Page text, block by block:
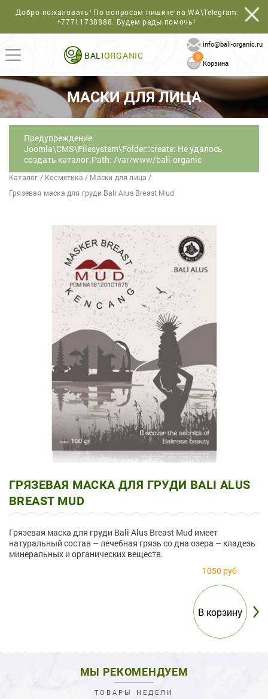
Добро пожаловать! По вопросам пишите на WA\Telegram:
+77711738888. Будем рады помочь!
BALIORGANIC
info@bali-organic.ru
0
Корзина
МАСКИ ДЛЯ ЛИЦА
Предупреждение
Joomla\CMS\Filesystem\Folder::create: Не удалось
создать каталог.Path: /var/www/bali-organic
Каталог / Косметика / Маски для лица /
Грязевая маска для груди Bali Alus Breast Mud
ГРЯЗЕВАЯ МАСКА ДЛЯ ГРУДИ BALI ALUS
BREAST MUD
Грязевая маска для груди Bali Alus Breast Mud имеет
натуральный состав – лечебная грязь со дна озера – кладезь
минеральных и органических веществ.
1050 руб
МЫ РЕКОМЕНДУЕМ
ТОВАРЫ НЕДЕЛИ